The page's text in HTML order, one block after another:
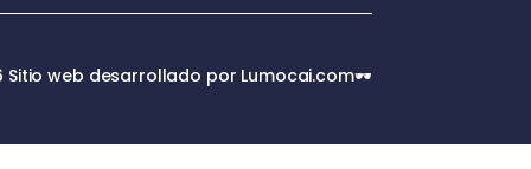
Sitio web desarrollado por Lumocai.com🕶️